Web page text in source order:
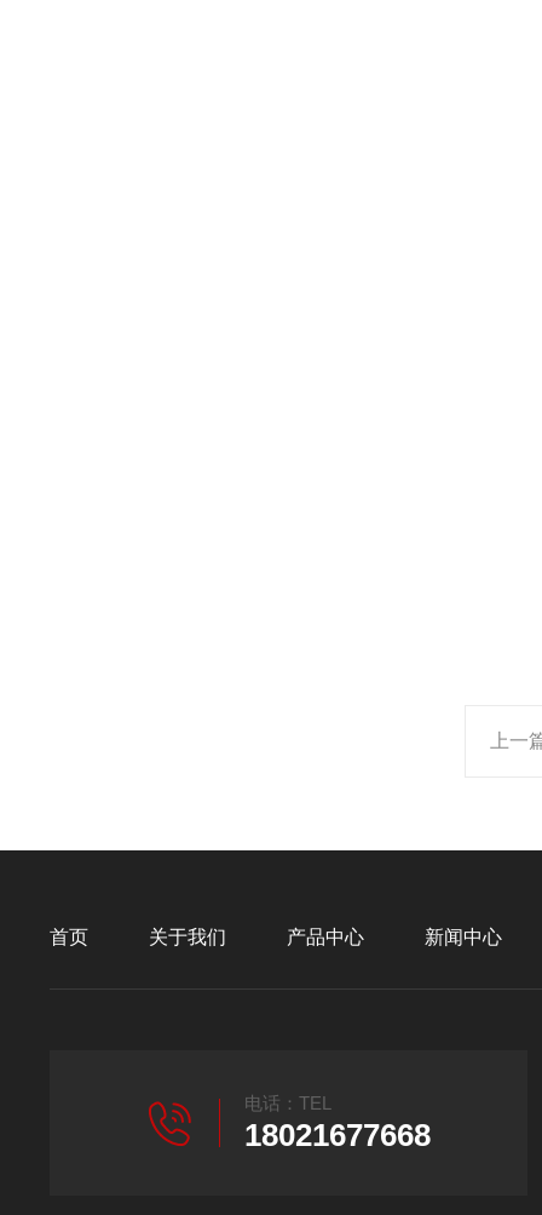
上一
首页 关于我们 产品中心 新闻中心
电话：TEL
18021677668